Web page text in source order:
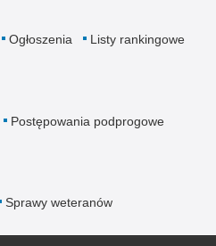
Ogłoszenia
Listy rankingowe
Postępowania podprogowe
Sprawy weteranów